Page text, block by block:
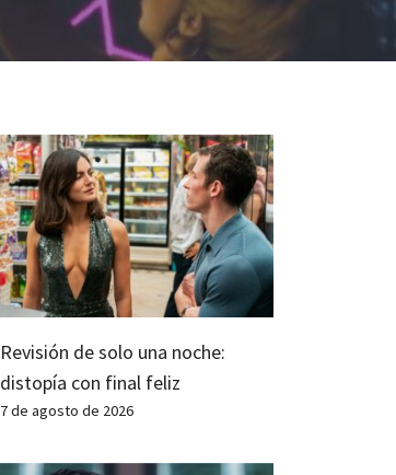
Revisión de solo una noche:
distopía con final feliz
7 de agosto de 2026